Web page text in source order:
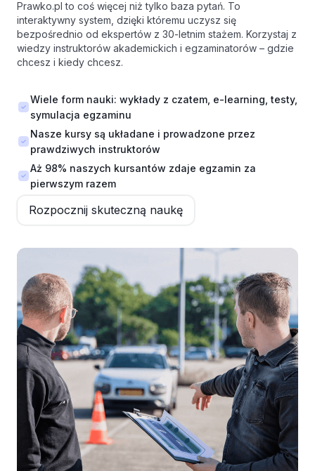
Prawko.pl to coś więcej niż tylko baza pytań. To
interaktywny system, dzięki któremu uczysz się
bezpośrednio od ekspertów z 30-letnim stażem. Korzystaj z
wiedzy instruktorów akademickich i egzaminatorów – gdzie
chcesz i kiedy chcesz.
Wiele form nauki: wykłady z czatem, e-learning, testy,
symulacja egzaminu
Nasze kursy są układane i prowadzone przez
prawdziwych instruktorów
Aż 98% naszych kursantów zdaje egzamin za
pierwszym razem
Rozpocznij skuteczną naukę